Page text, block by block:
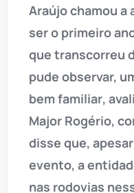
Araújo chamou a
ser o primeiro
que transcorreu
pude observar,
bem familiar,
Major Rogério,
disse que,
evento, a
nas rodovias